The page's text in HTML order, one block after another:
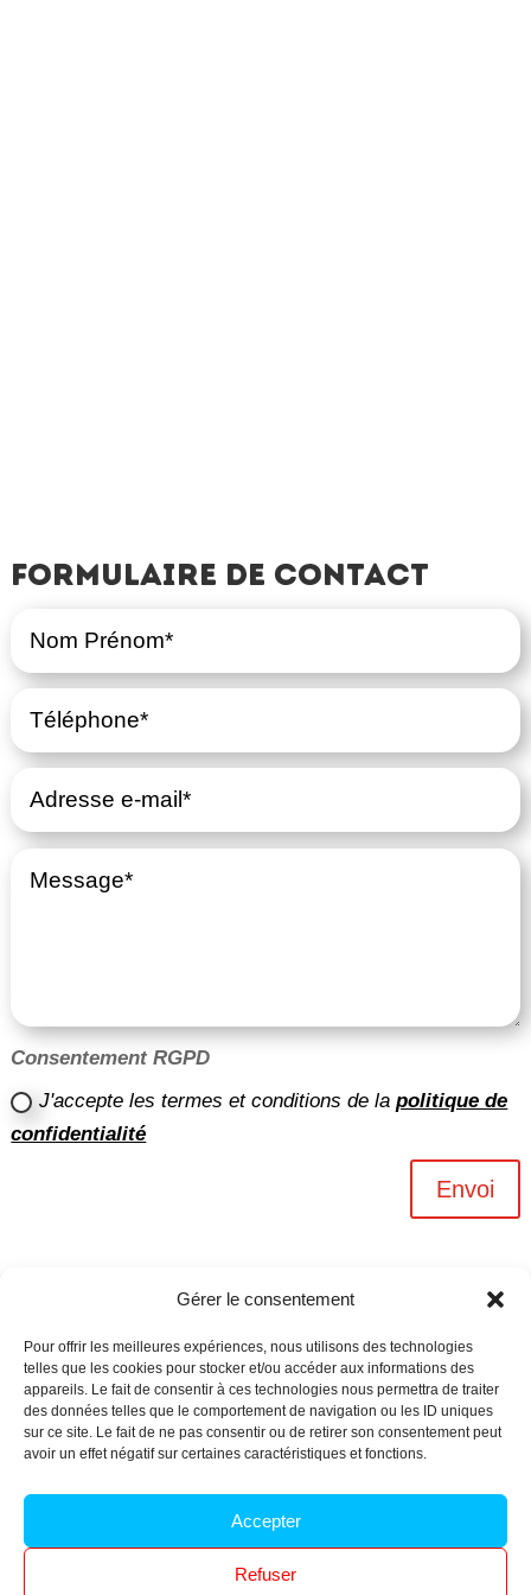
Gérer le consentement
Pour offrir les meilleures expériences, nous utilisons des technologies
telles que les cookies pour stocker et/ou accéder aux informations des
appareils. Le fait de consentir à ces technologies nous permettra de traiter
des données telles que le comportement de navigation ou les ID uniques
sur ce site. Le fait de ne pas consentir ou de retirer son consentement peut
avoir un effet négatif sur certaines caractéristiques et fonctions.
Accepter
Refuser
Formulaire de contact
Consentement RGPD
J'accepte les termes et conditions de lapolitique de
confidentialité
Envoi
Archives n-6
Politique de confidentialité–